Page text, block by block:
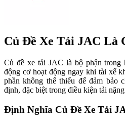
Củ Đề Xe Tải JAC Là
Củ đề xe tải JAC là bộ phận trong
động cơ hoạt động ngay khi tài xế
phần không thể thiếu để đảm bảo
định, đặc biệt trong điều kiện tải
Định Nghĩa Củ Đề Xe Tải